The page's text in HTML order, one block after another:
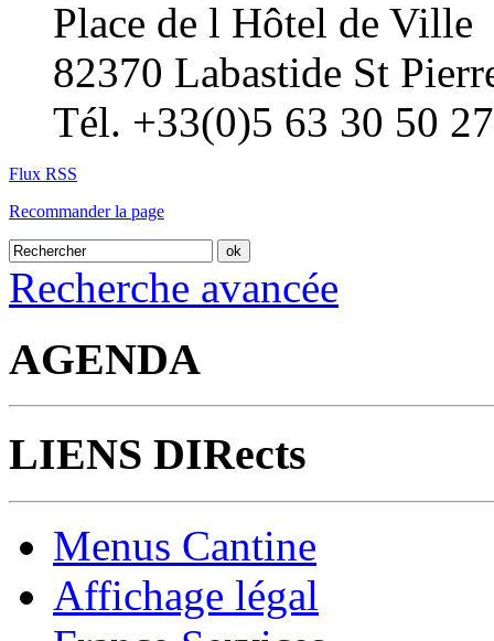
Place de l Hôtel de Ville
82370 Labastide St
Tél. +33(0)5 63 30 50 27
Flux RSS
Recommander la page
Recherche avancée
AGENDA
LIENS DIRects
Menus Cantine
Affichage légal